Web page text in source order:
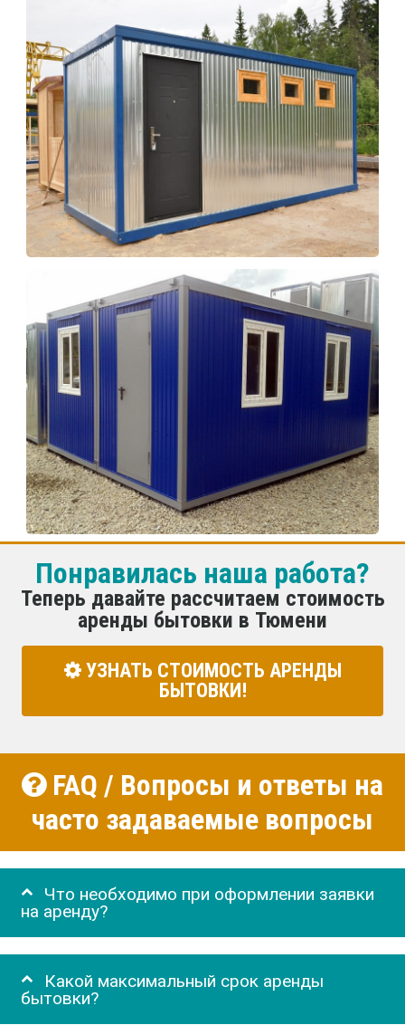
Понравилась наша работа?
Теперь давайте рассчитаем стоимость
аренды бытовки в Тюмени
УЗНАТЬ СТОИМОСТЬ АРЕНДЫ
БЫТОВКИ!
FAQ / Вопросы и ответы на
часто задаваемые вопросы
Что необходимо при оформлении заявки
на аренду?
Какой максимальный срок аренды
бытовки?